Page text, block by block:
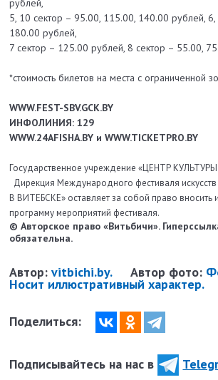
рублей,
5, 10 сектор – 95.00, 115.00, 140.00 рублей,
180.00 рублей,
7 сектор – 125.00 рублей, 8 сектор – 55.00,
*стоимость билетов на места с ограниченной
WWW.FEST-SBV.GCK.BY
ИНФОЛИНИЯ: 129
WWW.24AFISHA.BY и WWW.TICKETPRO.BY
Государственное учреждение «ЦЕНТР
Дирекция Международного фестиваля
В ВИТЕБСКЕ» оставляет за собой право вносить
программу мероприятий фестиваля.
© Авторское право «Витьбичи».
обязательна.
Автор:vitbichi.by. Автор фото:
Носит иллюстративный характер.
Поделиться:
Подписывайтесь на нас в